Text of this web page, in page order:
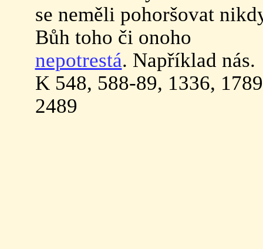
se neměli pohoršovat
Bůh toho či onoho
nepotrestá. Například nás.
K 548, 588-89, 1336,
2489